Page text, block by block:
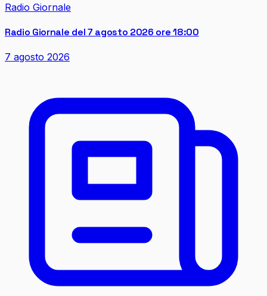
Radio Giornale
Radio Giornale del 7 agosto 2026 ore 18:00
7 agosto 2026